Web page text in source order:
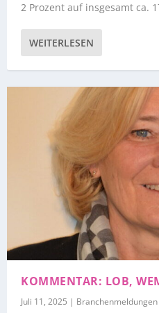
2 Prozent auf insgesamt ca.
WEITERLESEN
KOMMENTAR: LOB,
Juli 11, 2025 | Branchenmeldungen